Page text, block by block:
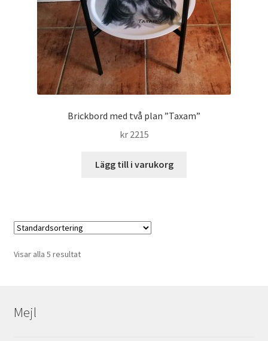
Brickbord med två plan ”Taxam”
kr2215
Lägg till i varukorg
Visar alla 5 resultat
Mejl